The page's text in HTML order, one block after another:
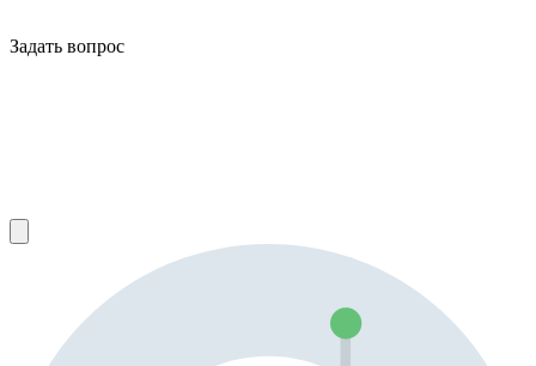
Задать вопрос